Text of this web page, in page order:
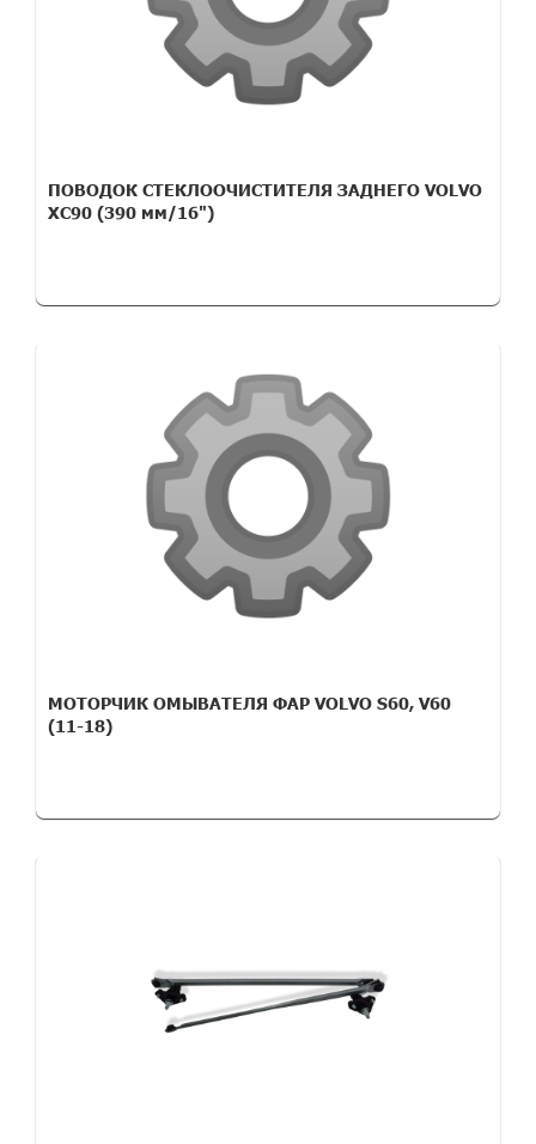
ПОВОДОК СТЕКЛООЧИСТИТЕЛЯ ЗАДНЕГО VOLVO
XC90 (390 мм/16")
МОТОРЧИК ОМЫВАТЕЛЯ ФАР VOLVO S60, V60
(11-18)